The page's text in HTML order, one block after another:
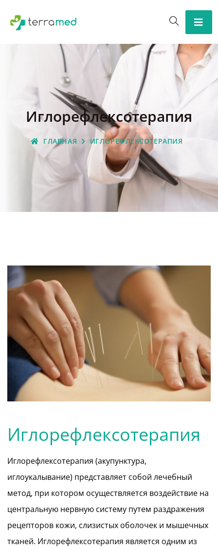
Иглорефлексотерапия
ГЛАВНАЯ ИГЛОРЕФЛЕКСОТЕРАПИЯ
Иглорефлексотерапия
Иглорефлексотерапия (акупунктура,
иглоукалывание) представляет собой лечебный
метод, при котором осуществляется воздействие на
центральную нервную систему путем раздражения
рецепторов кожи, слизистых оболочек и мышечных
тканей. Иглорефлексотерапия является одним из